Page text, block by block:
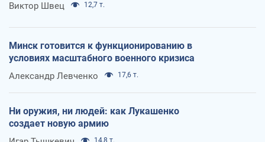
Виктор Швец 12,7 т.
Минск готовится к функционированию в
условиях масштабного военного кризиса
Александр Левченко 17,6 т.
Ни оружия, ни людей: как Лукашенко
создает новую армию